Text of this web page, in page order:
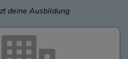
deine Ausbildung